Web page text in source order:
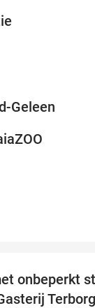
Geleen
onbeperkt